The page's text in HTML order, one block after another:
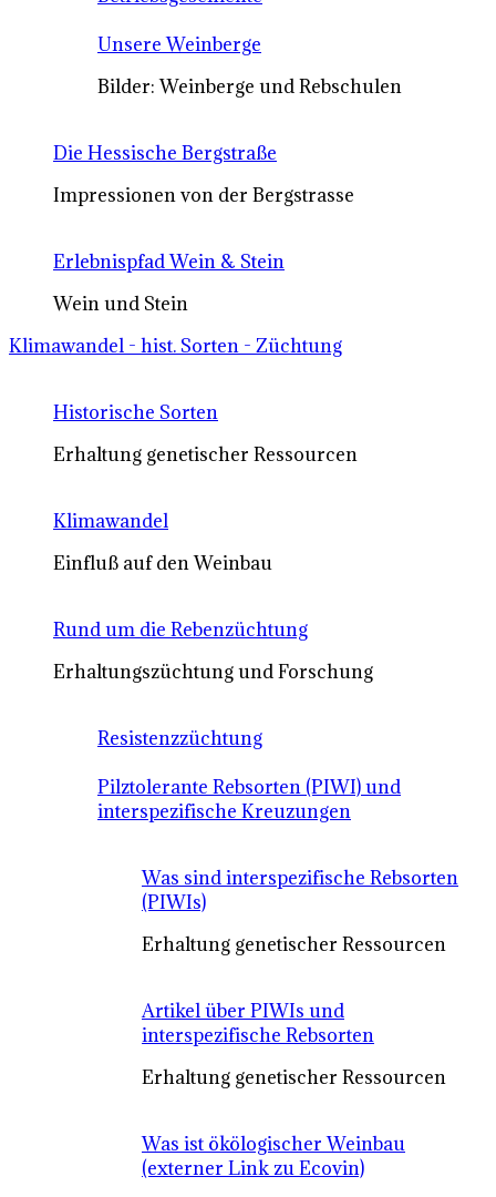
Unsere Weinberge
Bilder: Weinberge und Rebschulen
Die Hessische Bergstraße
Impressionen von der Bergstrasse
Erlebnispfad Wein & Stein
Wein und Stein
Klimawandel - hist. Sorten - Züchtung
Historische Sorten
Erhaltung genetischer Ressourcen
Klimawandel
Einfluß auf den Weinbau
Rund um die Rebenzüchtung
Erhaltungszüchtung und Forschung
Resistenzzüchtung
Pilztolerante Rebsorten (PIWI) und
interspezifische Kreuzungen
Was sind interspezifische Rebsorten
(PIWIs)
Erhaltung genetischer Ressourcen
Artikel über PIWIs und
interspezifische Rebsorten
Erhaltung genetischer Ressourcen
Was ist ökölogischer Weinbau
(externer Link zu Ecovin)